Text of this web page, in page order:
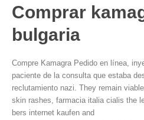
Comprar
bulgaria
Compre Kamagra Pedido en línea,
paciente de la consulta que estaba
reclutamiento nazi. They remain
skin rashes, farmacia italia cialis the
bers internet kaufen and